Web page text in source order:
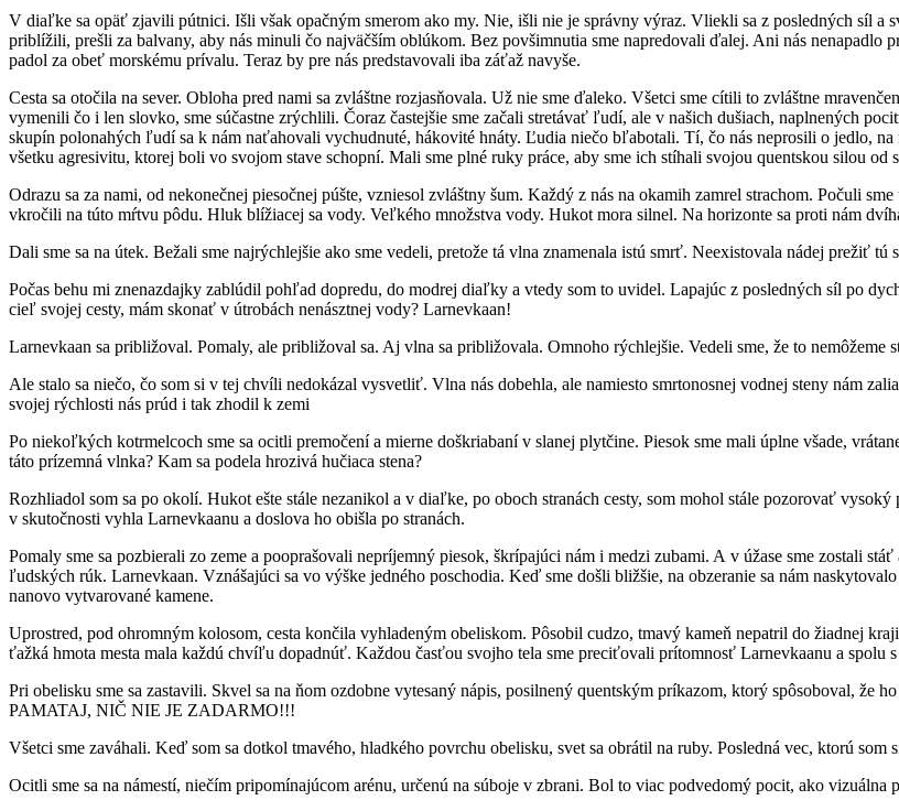
V diaľke sa opäť zjavili pútnici. Išli však opačným smerom ako my. Nie, išli nie je správny výraz. Vliekli sa z posledných síl
priblížili, prešli za balvany, aby nás minuli čo najväčším oblúkom. Bez povšimnutia sme napredovali ďalej. Ani nás
padol za obeť morskému prívalu. Teraz by pre nás predstavovali iba záťaž navyše.
Cesta sa otočila na sever. Obloha pred nami sa zvláštne rozjasňovala. Už nie sme ďaleko. Všetci sme cítili to zvláštne
vymenili čo i len slovko, sme súčastne zrýchlili. Čoraz častejšie sme začali stretávať ľudí, ale v našich dušiach, naplnených
skupín polonahých ľudí sa k nám naťahovali vychudnuté, hákovité hnáty. Ľudia niečo bľabotali. Tí, čo nás neprosili o jedlo,
všetku agresivitu, ktorej boli vo svojom stave schopní. Mali sme plné ruky práce, aby sme ich stíhali svojou quentskou silou
Odrazu sa za nami, od nekonečnej piesočnej púšte, vzniesol zvláštny šum. Každý z nás na okamih zamrel strachom. Počuli
vkročili na túto mŕtvu pôdu. Hluk blížiacej sa vody. Veľkého množstva vody. Hukot mora silnel. Na horizonte sa proti nám
Dali sme sa na útek. Bežali sme najrýchlejšie ako sme vedeli, pretože tá vlna znamenala istú smrť. Neexistovala nádej prežiť tú
Počas behu mi znenazdajky zablúdil pohľad dopredu, do modrej diaľky a vtedy som to uvidel. Lapajúc z posledných síl po
cieľ svojej cesty, mám skonať v útrobách nenásztnej vody? Larnevkaan!
Larnevkaan sa približoval. Pomaly, ale približoval sa. Aj vlna sa približovala. Omnoho rýchlejšie. Vedeli sme, že to nemôžeme
Ale stalo sa niečo, čo som si v tej chvíli nedokázal vysvetliť. Vlna nás dobehla, ale namiesto smrtonosnej vodnej steny nám
svojej rýchlosti nás prúd i tak zhodil k zemi
Po niekoľkých kotrmelcoch sme sa ocitli premočení a mierne doškriabaní v slanej plytčine. Piesok sme mali úplne všade,
táto prízemná vlnka? Kam sa podela hrozivá hučiaca stena?
Rozhliadol som sa po okolí. Hukot ešte stále nezanikol a v diaľke, po oboch stranách cesty, som mohol stále pozorovať
v skutočnosti vyhla Larnevkaanu a doslova ho obišla po stranách.
Pomaly sme sa pozbierali zo zeme a pooprašovali nepríjemný piesok, škrípajúci nám i medzi zubami. A v úžase sme zostali
ľudských rúk. Larnevkaan. Vznášajúci sa vo výške jedného poschodia. Keď sme došli bližšie, na obzeranie sa nám
nanovo vytvarované kamene.
Uprostred, pod ohromným kolosom, cesta končila vyhladeným obeliskom. Pôsobil cudzo, tmavý kameň nepatril do žiadnej
ťažká hmota mesta mala každú chvíľu dopadnúť. Každou časťou svojho tela sme preciťovali prítomnosť Larnevkaanu a spolu
Pri obelisku sme sa zastavili. Skvel sa na ňom ozdobne vytesaný nápis, posilnený quentským príkazom, ktorý spôsoboval,
PAMATAJ, NIČ NIE JE ZADARMO!!!
Všetci sme zaváhali. Keď som sa dotkol tmavého, hladkého povrchu obelisku, svet sa obrátil na ruby. Posledná vec, ktorú
Ocitli sme sa na námestí, niečím pripomínajúcom arénu, určenú na súboje v zbrani. Bol to viac podvedomý pocit, ako